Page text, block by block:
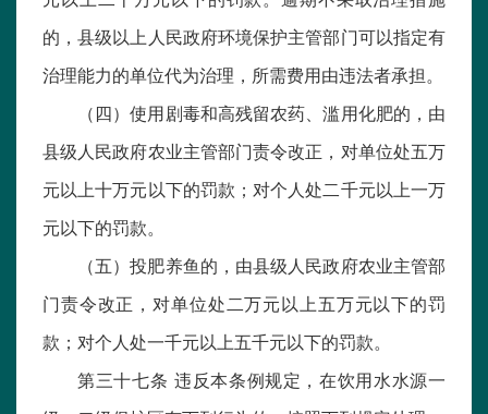
的，县级以上人民政府环境保护主管部门可以指定有
治理能力的单位代为治理，所需费用由违法者承担。
（四）使用剧毒和高残留农药、滥用化肥的，由
县级人民政府农业主管部门责令改正，对单位处五万
元以上十万元以下的罚款；对个人处二千元以上一万
元以下的罚款。
（五）投肥养鱼的，由县级人民政府农业主管部
门责令改正，对单位处二万元以上五万元以下的罚
款；对个人处一千元以上五千元以下的罚款。
第三十七条 违反本条例规定，在饮用水水源一